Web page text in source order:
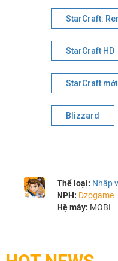
StarCraft:
StarCraft HD
StarCraft mới
Blizzard
Thể loại: Nhập
NPH: Dzogame
Hệ máy: MOBI